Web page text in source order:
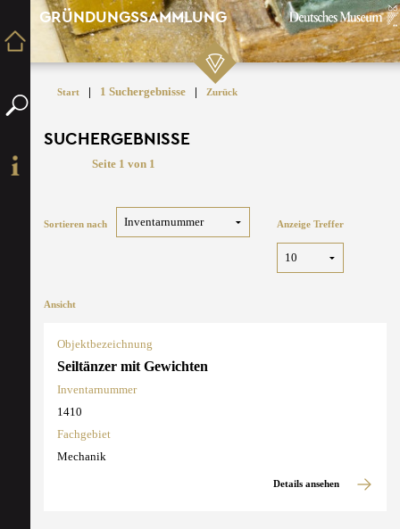
GRÜNDUNGSSAMMLUNG
Start | 1 Suchergebnisse | Zurück
SUCHERGEBNISSE
Seite 1 von 1
Sortieren nach Anzeige Treffer
Ansicht
Objektbezeichnung
Seiltänzer mit Gewichten
Inventarnummer
1410
Fachgebiet
Mechanik
Details ansehen